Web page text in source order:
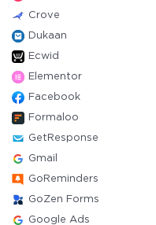
Crove
Dukaan
Ecwid
Elementor
Facebook
Formaloo
GetResponse
Gmail
GoReminders
GoZen Forms
Google Ads